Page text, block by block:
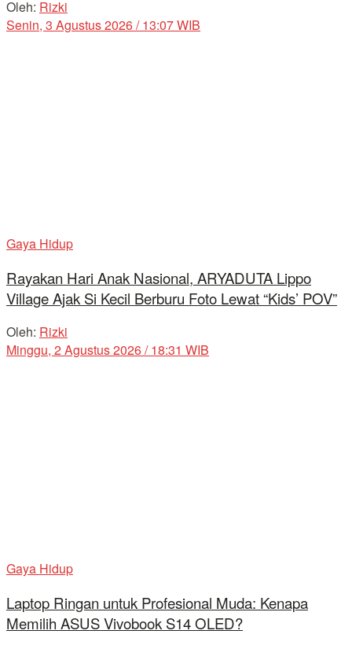
Oleh: Rizki
Senin, 3 Agustus 2026 / 13:07 WIB
Gaya Hidup
Rayakan Hari Anak Nasional, ARYADUTA Lippo
Village Ajak Si Kecil Berburu Foto Lewat “Kids’ POV”
Oleh: Rizki
Minggu, 2 Agustus 2026 / 18:31 WIB
Gaya Hidup
Laptop Ringan untuk Profesional Muda: Kenapa
Memilih ASUS Vivobook S14 OLED?